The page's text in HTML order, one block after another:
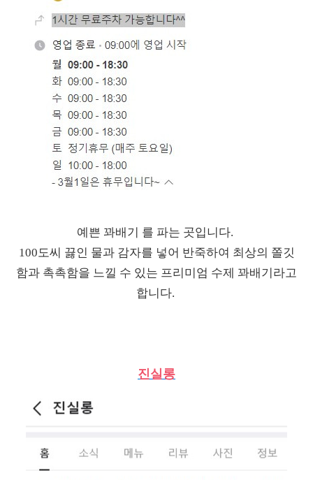
예쁜 꽈배기 를 파는 곳입니다.
100도씨 끓인 물과 감자를 넣어 반죽하여 최상의 쫄깃
함과 촉촉함을 느낄 수 있는 프리미엄 수제 꽈배기라고
합니다.
진실롱